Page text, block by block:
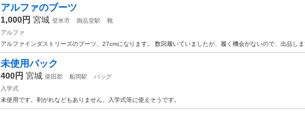
アルファのブーツ
1,000円 宮城 登米市 御岳堂駅
靴
アルファ
アルファインダストリーズのブーツ、27cmになります。 数回履いていましたが、履く機会がないので、出品しま
未使用バック
400円 宮城 柴田郡 船岡駅
バッグ
入学式
未使用です。剥がれなどもありません、入学式等に使えそうです。